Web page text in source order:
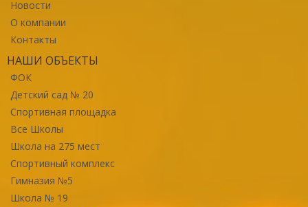
Новости
О компании
Контакты
НАШИ ОБЪЕКТЫ
ФОК
Детский сад № 20
Спортивная площадка
Все Школы
Школа на 275 мест
Спортивный комплекс
Гимназия №5
Школа № 19